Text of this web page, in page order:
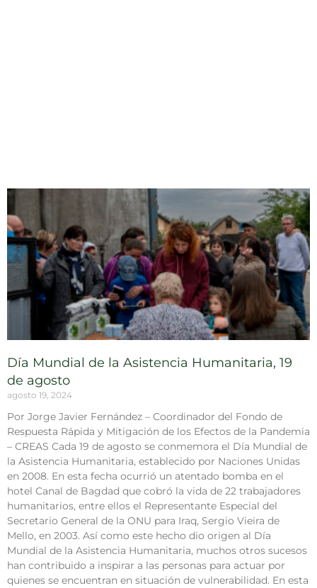
Día Mundial de la Asistencia Humanitaria, 19
de agosto
agosto 19, 2024
Por Jorge Javier Fernández – Coordinador del Fondo de
Respuesta Rápida y Mitigación de los Efectos de la Pandemia
– CREAS Cada 19 de agosto se conmemora el Día Mundial de
la Asistencia Humanitaria, establecido por Naciones Unidas
en 2008. En esta fecha ocurrió un atentado bomba en el
hotel Canal de Bagdad que cobró la vida de 22 trabajadores
humanitarios, entre ellos el Representante Especial del
Secretario General de la ONU para Iraq, Sergio Vieira de
Mello, en 2003. Así como este hecho dio origen al Día
Mundial de la Asistencia Humanitaria, muchos otros sucesos
han contribuido a inspirar a las personas para actuar por
quienes se encuentran en situación de vulnerabilidad. En esta